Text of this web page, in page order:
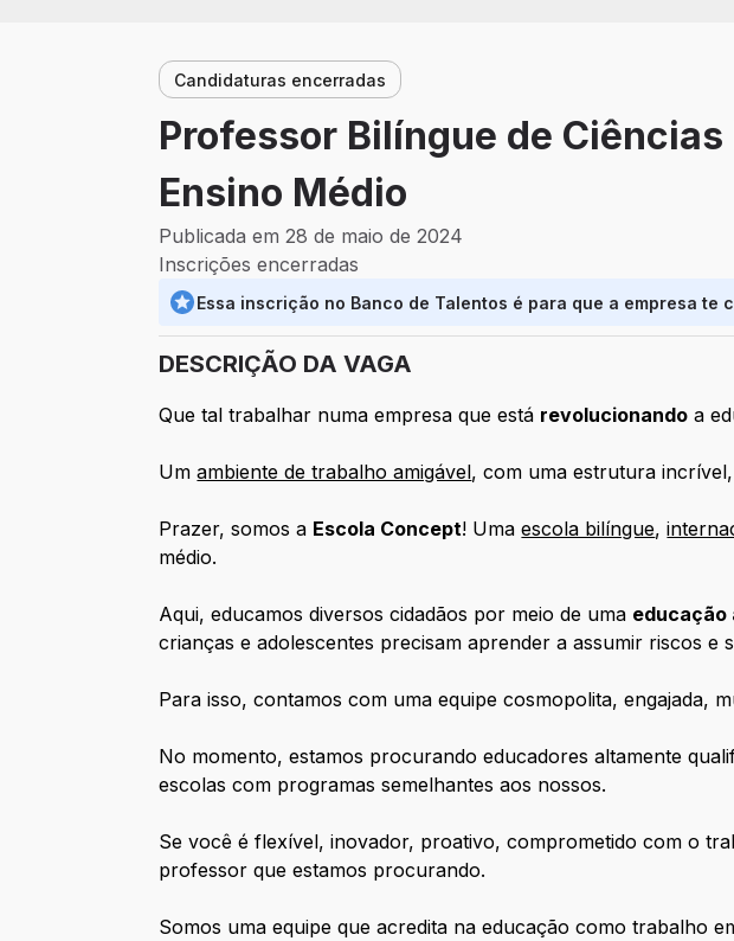
Candidaturas encerradas
Professor Bilíngue de
Ensino Médio
Publicada em 28 de maio de 2024
Inscrições encerradas
Essa inscrição no Banco de Talentos é para que a empresa te
DESCRIÇÃO DA VAGA
Que tal trabalhar numa empresa que está revolucionando a
Umambiente de trabalho amigável, com uma estrutura
Prazer, somos a Escola Concept! Umaescola bilíngue,
médio.
Aqui, educamos diversos cidadãos por meio de uma educação
crianças e adolescentes precisam aprender a assumir riscos e
Para isso, contamos com uma equipe cosmopolita, engajada,
No momento, estamos procurando educadores altamente
escolas com programas semelhantes aos nossos.
Se você é flexível, inovador, proativo, comprometido com o
professor que estamos procurando.
Somos uma equipe que acredita na educação como trabalho